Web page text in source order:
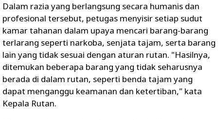
Dalam razia yang berlangsung secara humanis dan
profesional tersebut, petugas menyisir setiap sudut
kamar tahanan dalam upaya mencari barang-barang
terlarang seperti narkoba, senjata tajam, serta barang
lain yang tidak sesuai dengan aturan rutan. "Hasilnya,
ditemukan beberapa barang yang tidak seharusnya
berada di dalam rutan, seperti benda tajam yang
dapat menganggu keamanan dan ketertiban," kata
Kepala Rutan.